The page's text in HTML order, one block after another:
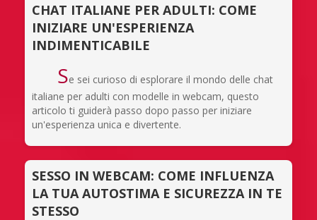
CHAT ITALIANE PER ADULTI: COME
INIZIARE UN'ESPERIENZA
INDIMENTICABILE
Se sei curioso di esplorare il mondo delle chat
italiane per adulti con modelle in webcam, questo
articolo ti guiderà passo dopo passo per iniziare
un'esperienza unica e divertente.
SESSO IN WEBCAM: COME INFLUENZA
LA TUA AUTOSTIMA E SICUREZZA IN TE
STESSO